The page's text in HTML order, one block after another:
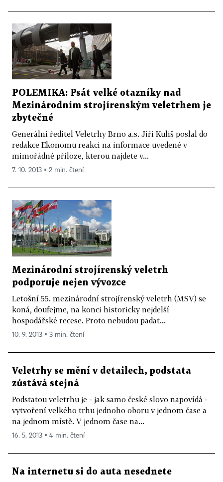
POLEMIKA: Psát velké otazníky nad
Mezinárodním strojírenským veletrhem je
zbytečné
Generální ředitel Veletrhy Brno a.s. Jiří Kuliš poslal do
redakce Ekonomu reakci na informace uvedené v
mimořádné příloze, kterou najdete v...
7. 10. 2013 ▪ 2 min. čtení
Mezinárodní strojírenský veletrh
podporuje nejen vývozce
Letošní 55. mezinárodní strojírenský veletrh (MSV) se
koná, doufejme, na konci historicky nejdelší
hospodářské recese. Proto nebudou padat...
10. 9. 2013 ▪ 3 min. čtení
Veletrhy se mění v detailech, podstata
zůstává stejná
Podstatou veletrhu je - jak samo české slovo napovídá -
vytvoření velkého trhu jednoho oboru v jednom čase a
na jednom místě. V jednom čase na...
16. 5. 2013 ▪ 4 min. čtení
Na internetu si do auta nesednete